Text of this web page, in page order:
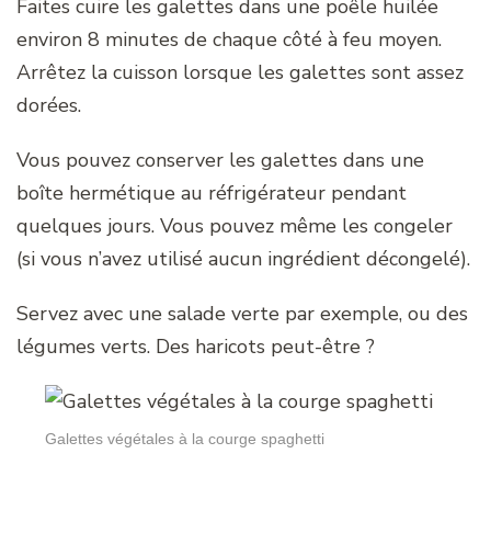
Faites cuire les galettes dans une poêle huilée
environ 8 minutes de chaque côté à feu moyen.
Arrêtez la cuisson lorsque les galettes sont assez
dorées.
Vous pouvez conserver les galettes dans une
boîte hermétique au réfrigérateur pendant
quelques jours. Vous pouvez même les congeler
(si vous n’avez utilisé aucun ingrédient décongelé).
Servez avec une salade verte par exemple, ou des
légumes verts. Des haricots peut-être ?
Galettes végétales à la courge spaghetti